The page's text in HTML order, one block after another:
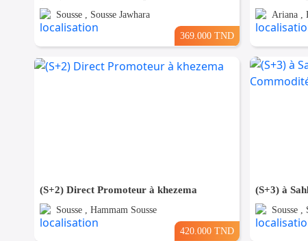
Sousse , Sousse Jawhara
369.000 TND
Ariana ,
(S+2) Direct Promoteur à khezema
Sousse , Hammam Sousse
420.000 TND
Sousse ,